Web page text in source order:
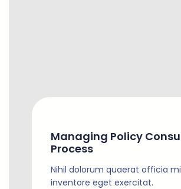
Managing Policy
Process
Nihil dolorum quaerat officia mi
inventore eget exercitat.